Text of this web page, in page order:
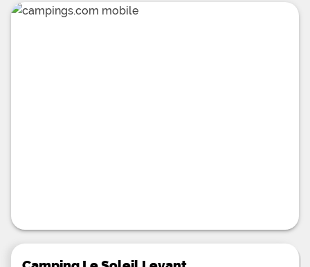
c’est selon vos envies. Le confort, le calme et
l’intimité sont au rendez-vous. Enfin, vous pourrez